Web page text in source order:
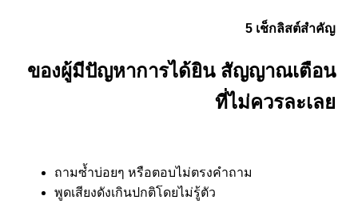
5 เช็กลิสต์สำคัญ
ของผู้มีปัญหาการได้ยิน สัญญาณเตือน
ที่ไม่ควรละเลย
ถามซ้ำบ่อยๆ หรือตอบไม่ตรงคำถาม
พูดเสียงดังเกินปกติโดยไม่รู้ตัว